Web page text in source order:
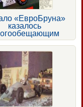
«ЕвроБруна»
казалось